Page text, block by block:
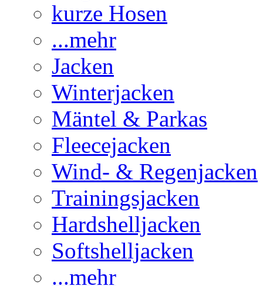
kurze Hosen
...mehr
Jacken
Winterjacken
Mäntel & Parkas
Fleecejacken
Wind- & Regenjacken
Trainingsjacken
Hardshelljacken
Softshelljacken
...mehr